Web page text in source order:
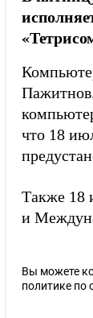
что 18
Также 18
и
Вы можете
политике по